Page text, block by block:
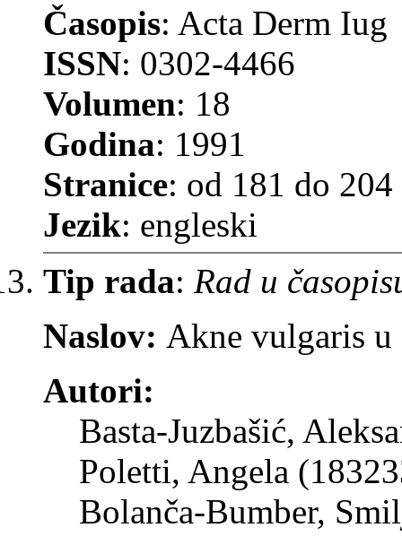
Časopis: Acta Derm Iug
ISSN: 0302-4466
Volumen: 18
Godina: 1991
Stranice: od 181 do 204
Jezik: engleski
Tip rada: Rad u
Naslov: Akne vulgaris u
Autori:
Basta-Juzbašić,
Poletti, Angela
Bolanča-Bumber,